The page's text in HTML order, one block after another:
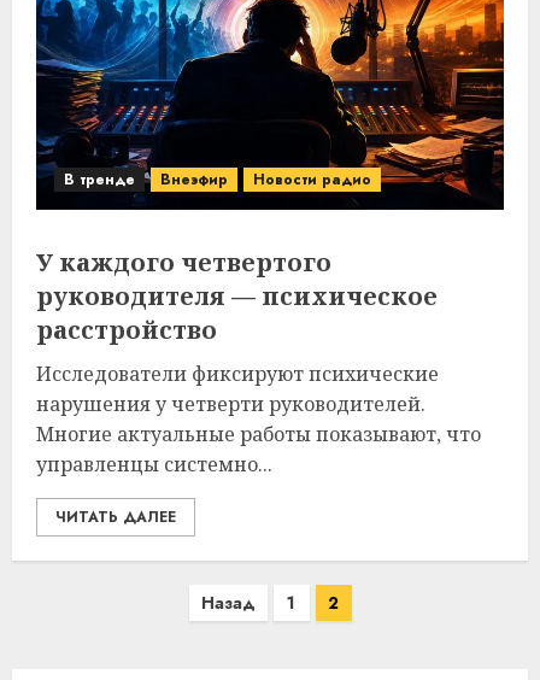
В тренде Внеэфир Новости радио
У каждого четвертого
руководителя — психическое
расстройство
Исследователи фиксируют психические
нарушения у четверти руководителей.
Многие актуальные работы показывают, что
управленцы системно...
ЧИТАТЬ ДАЛЕЕ
Назад 1 2